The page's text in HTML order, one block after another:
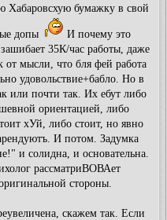
Хабаровсхую бумажку в свой
допы
И почему это
35К/час работы, даже
мысли, что бля фей работа
удовольствие+бабло. Но в
или почти так. Их ебут либо
ориентацией, либо
хУй, либо стоит, но явно
И потом. Задумка
и солидна, и основательна.
рассматриВОВАет
стороны.
скажем так. Если